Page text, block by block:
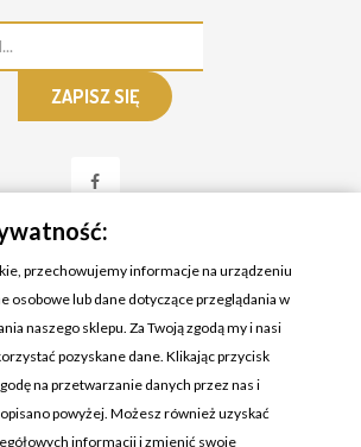
przechowujemy informacje na urządzeniu
osobowe lub dane dotyczące przeglądania w
naszego sklepu. Za Twoją zgodą my i nasi
pozyskane dane. Klikając przycisk
na przetwarzanie danych przez nas i
powyżej. Możesz również uzyskać
informacji i zmienić swoje